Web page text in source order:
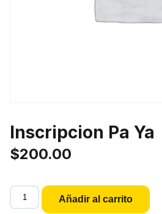
Inscripcion Pa Ya
$200.00
Inscripcion
Pa
Añadir al carrito